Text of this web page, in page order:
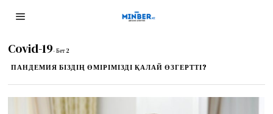
Covid-19- Бет 2
ПАНДЕМИЯ БІЗДІҢ ӨМІРІМІЗДІ ҚАЛАЙ ӨЗГЕРТТІ?